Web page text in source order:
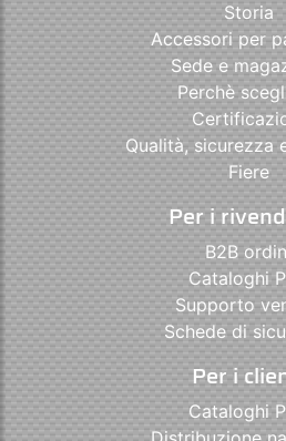
Storia
Accessori per
Sede e
Perchè
Qualità, sicurezza
Fiere
Per i
B2B
Cataloghi
Supporto
Schede di
Per i
Cataloghi